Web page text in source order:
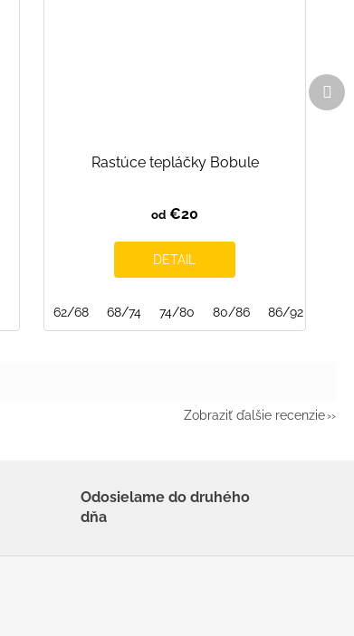
Rastúce tepláčky Bobule
od €20
DETAIL
62/68 68/74 74/80 80/86 86/92
Zobraziť ďalšie recenzie
Odosielame do druhého
dňa